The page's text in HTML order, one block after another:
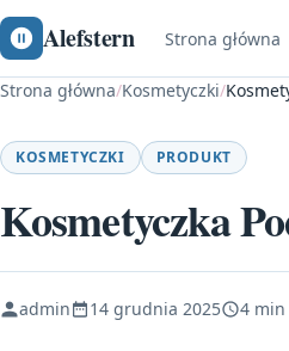
Alefstern Strona główna
Strona główna/Kosmetyczki/
KOSMETYCZKI PRODUKT
Kosmetyczka
admin 14 grudnia 2025 4 min